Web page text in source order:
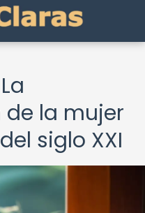
la mujer
siglo XXI